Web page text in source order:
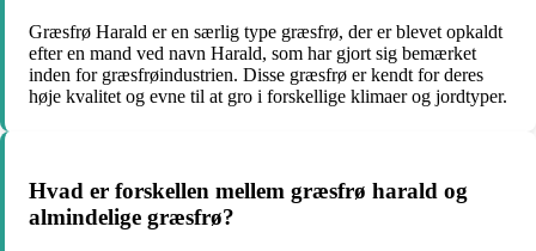
Græsfrø Harald er en særlig type græsfrø, der er blevet opkaldt
efter en mand ved navn Harald, som har gjort sig bemærket
inden for græsfrøindustrien. Disse græsfrø er kendt for deres
høje kvalitet og evne til at gro i forskellige klimaer og jordtyper.
Hvad er forskellen mellem græsfrø harald og
almindelige græsfrø?